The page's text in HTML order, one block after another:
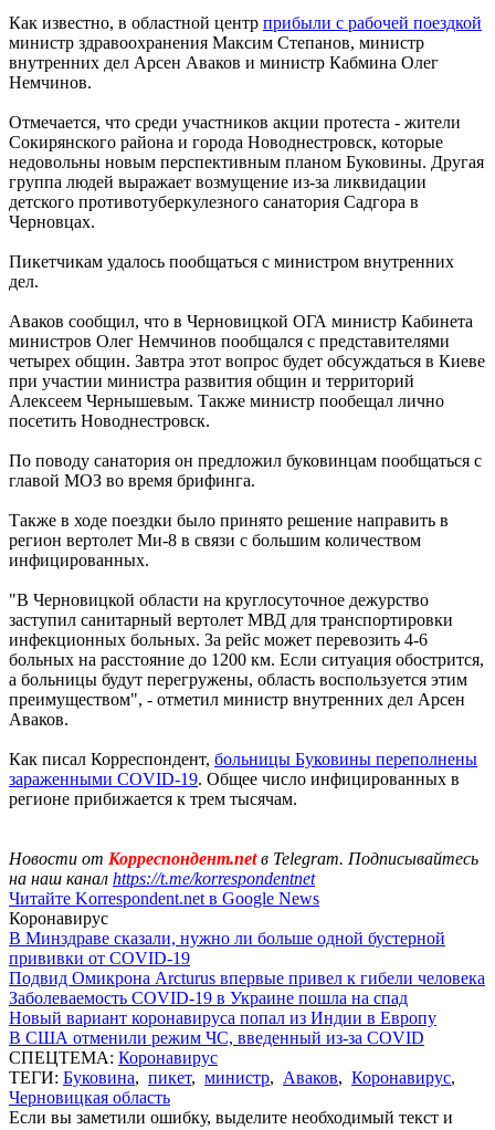
Как известно, в областной центр прибыли с рабочей поездкой
министр здравоохранения Максим Степанов, министр
внутренних дел Арсен Аваков и министр Кабмина Олег
Немчинов.
Отмечается, что среди участников акции протеста - жители
Сокирянского района и города Новоднестровск, которые
недовольны новым перспективным планом Буковины. Другая
группа людей выражает возмущение из-за ликвидации
детского противотуберкулезного санатория Садгора в
Черновцах.
Пикетчикам удалось пообщаться с министром внутренних
дел.
Аваков сообщил, что в Черновицкой ОГА министр Кабинета
министров Олег Немчинов пообщался с представителями
четырех общин. Завтра этот вопрос будет обсуждаться в Киеве
при участии министра развития общин и территорий
Алексеем Чернышевым. Также министр пообещал лично
посетить Новоднестровск.
По поводу санатория он предложил буковинцам пообщаться с
главой МОЗ во время брифинга.
Также в ходе поездки было принято решение направить в
регион вертолет Ми-8 в связи с большим количеством
инфицированных.
"В Черновицкой области на круглосуточное дежурство
заступил санитарный вертолет МВД для транспортировки
инфекционных больных. За рейс может перевозить 4-6
больных на расстояние до 1200 км. Если ситуация обострится,
а больницы будут перегружены, область воспользуется этим
преимуществом", - отметил министр внутренних дел Арсен
Аваков.
Как писал Корреспондент, больницы Буковины переполнены
зараженными COVID-19. Общее число инфицированных в
регионе прибижается к трем тысячам.
Новости от Корреспондент.netв Telegram. Подписывайтесь
на наш канал https://t.me/korrespondentnet
Читайте Korrespondent.net в Google News
Коронавирус
В Минздраве сказали, нужно ли больше одной бустерной
прививки от COVID-19
Подвид Омикрона Arcturus впервые привел к гибели человека
Заболеваемость COVID-19 в Украине пошла на спад
Новый вариант коронавируса попал из Индии в Европу
В США отменили режим ЧС, введенный из-за COVID
СПЕЦТЕМА: Коронавирус
ТЕГИ: Буковина, пикет, министр, Аваков, Коронавирус,
Черновицкая область
Если вы заметили ошибку, выделите необходимый текст и